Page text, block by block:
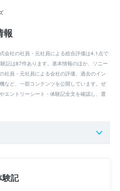
報
会社の社員・元社員による総合評価は4.1点で
記は87件あります。基本情報のほか、ソニー
社員・元社員による会社の評価、過去のイン
など、一部コンテンツを公開しています。ぜ
エントリーシート・体験記全文を確認し、選
験記